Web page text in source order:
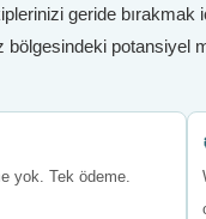
geride bırakmak
potansiyel
yok. Tek ödeme.